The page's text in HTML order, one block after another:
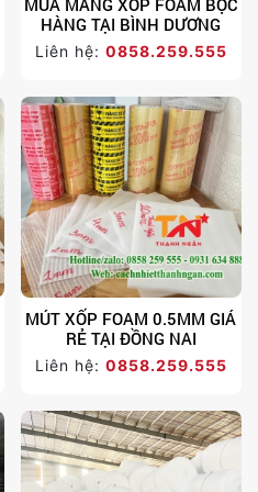
HÀNG TẠI BÌNH DƯƠNG
Liên hệ: 0858.259.555
MÚT XỐP FOAM 0.5MM GIÁ
RẺ TẠI ĐỒNG NAI
Liên hệ: 0858.259.555